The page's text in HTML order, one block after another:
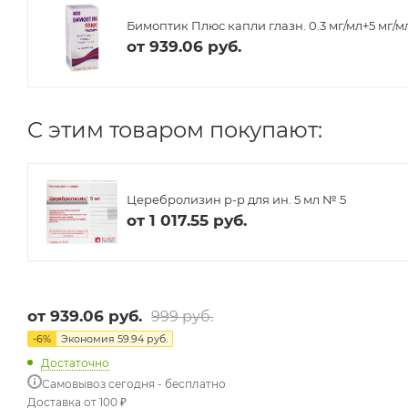
Бимоптик Плюс капли глазн. 0.3 мг/мл+5 мг/
от 939.06 руб.
C этим товаром покупают:
Церебролизин р-р для ин. 5 мл № 5
от 1 017.55 руб.
от 939.06 руб. 999 руб.
-6% Экономия 59.94 руб.
Достаточно
Самовывоз сегодня - бесплатно
Доставка от 100 ₽